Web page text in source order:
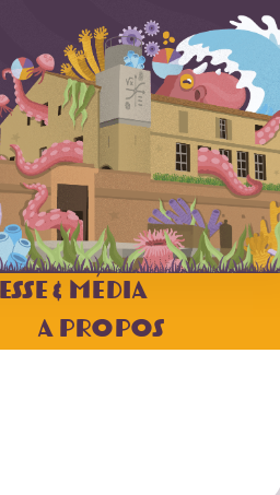
& Média
A Propos